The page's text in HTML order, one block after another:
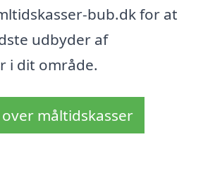
bub.dk for at
udbyder af
i dit område.
måltidskasser